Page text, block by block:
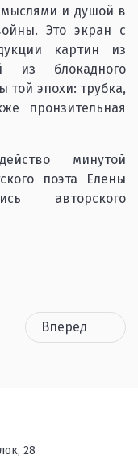
мыслями и душой в
Это экран с
картин из
из блокадного
той эпохи: трубка,
пронзительная
минутой
поэта Елены
авторского
Вперед
28